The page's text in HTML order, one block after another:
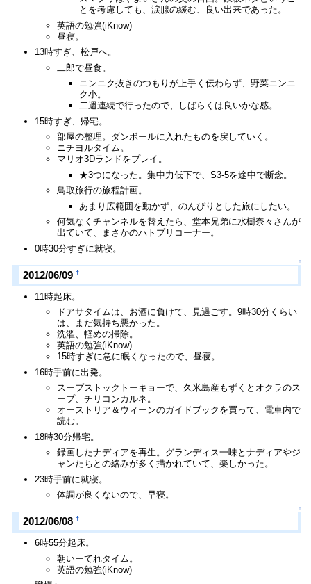
とを考慮しても、涙腺の緩む、良い出来であった。
英語の勉強(iKnow)
昼寝。
13時すぎ、松戸へ。
二郎で昼食。
ニンニク抜きのつもりが上手く伝わらず、野菜ニンニ
ク小。
二週連続で行ったので、しばらくは良いかな感。
15時すぎ、帰宅。
部屋の整理。ダンボールに入れたものを戻していく。
ニチヨルタイム。
マリオ3Dランドをプレイ。
★3つになった。集中力低下で、S3-5を途中で断念。
鳥取旅行の旅程計画。
あまり広範囲を動かず、のんびりとした旅にしたい。
何気なくチャンネルを替えたら、堂本兄弟に水樹奈々さんが
出ていて、まさかのハトプリコーナー。
0時30分すぎに就寝。
↑
2012/06/09 †
11時起床。
ドアサタイムは、お酒に負けて、見過ごす。9時30分くらい
は、まだ気持ち悪かった。
洗濯、軽めの掃除。
英語の勉強(iKnow)
15時すぎに急に眠くなったので、昼寝。
16時手前に出発。
スープストックトーキョーで、久米島産もずくとオクラのス
ープ、チリコンカルネ。
オーストリア＆ウィーンのガイドブックを買って、電車内で
読む。
18時30分帰宅。
録画したナディアを再生。グランディス一味とナディアやジ
ャンたちとの絡みが多く描かれていて、楽しかった。
23時手前に就寝。
体調が良くないので、早寝。
↑
2012/06/08 †
6時55分起床。
朝いーてれタイム。
英語の勉強(iKnow)